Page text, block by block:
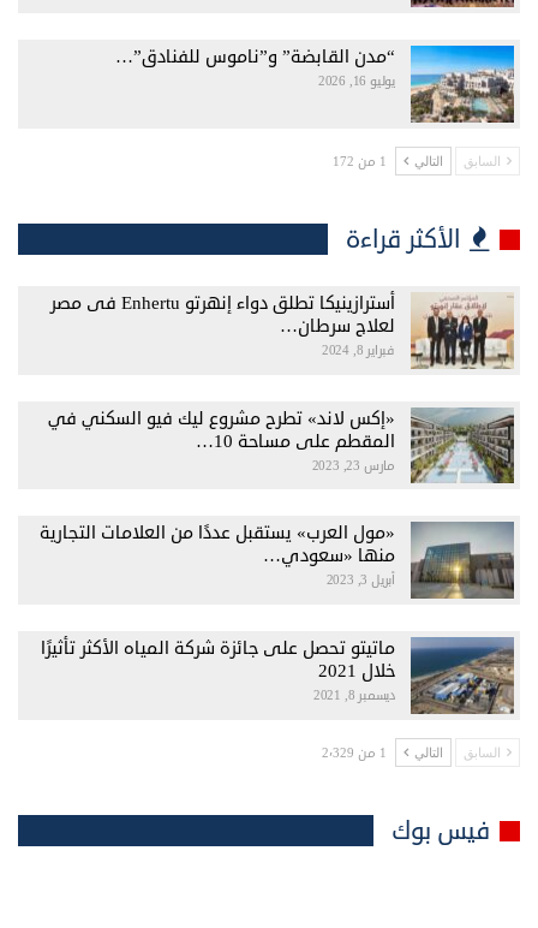
“مدن القابضة” و”ناموس للفنادق”…
يوليو 16, 2026
السابق التالي 1 من 172
الأكثر قراءة
أسترازينيكا تطلق دواء إنهرتو Enhertu فى مصر
لعلاج سرطان…
فبراير 8, 2024
«إكس لاند» تطرح مشروع ليك فيو السكني في
المقطم على مساحة 10…
مارس 23, 2023
«مول العرب» يستقبل عددًا من العلامات التجارية
منها «سعودي…
أبريل 3, 2023
ماتيتو تحصل على جائزة شركة المياه الأكثر تأثيرًا
خلال 2021
ديسمبر 8, 2021
السابق التالي 1 من 2٬329
فيس بوك